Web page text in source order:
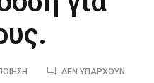
ΔΕΝ ΥΠΆΡΧΟΥΝ